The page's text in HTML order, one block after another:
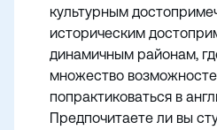
культурным
историческим
динамичным районам,
множество
попрактиковаться в
Предпочитаете ли вы